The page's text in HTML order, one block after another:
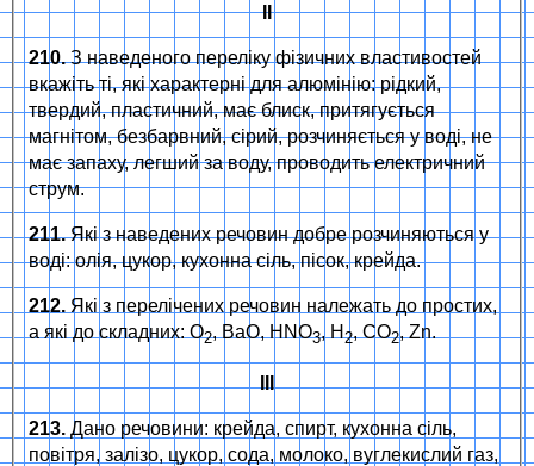
ІІ
210.З наведеного переліку фізичних властивостей
вкажіть ті, які характерні для алюмінію: рідкий,
твердий, пластичний, має блиск, притягується
магнітом, безбарвний, сірий, розчиняється у воді, не
має запаху, легший за воду, проводить електричний
струм.
211.Які з наведених речовин добре розчиняються у
воді: олія, цукор, кухонна сіль, пісок, крейда.
212. Які з перелічених речовин належать до простих,
а які до складних: O2, BaO, HNO3, H 2, CO2, Zn.
ІІІ
213. Дано речовини: крейда, спирт, кухонна сіль,
повітря, залізо, цукор, сода, молоко, вуглекислий газ,